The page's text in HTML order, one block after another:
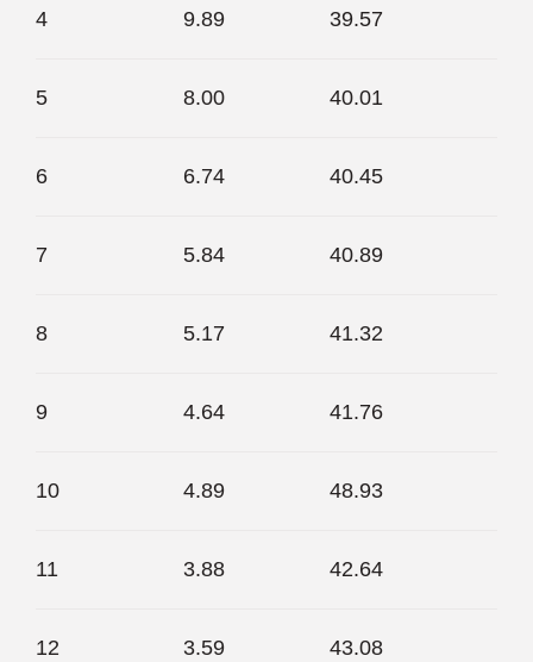
4 9.89 39.57
5 8.00 40.01
6 6.74 40.45
7 5.84 40.89
8 5.17 41.32
9 4.64 41.76
10 4.89 48.93
11 3.88 42.64
12 3.59 43.08